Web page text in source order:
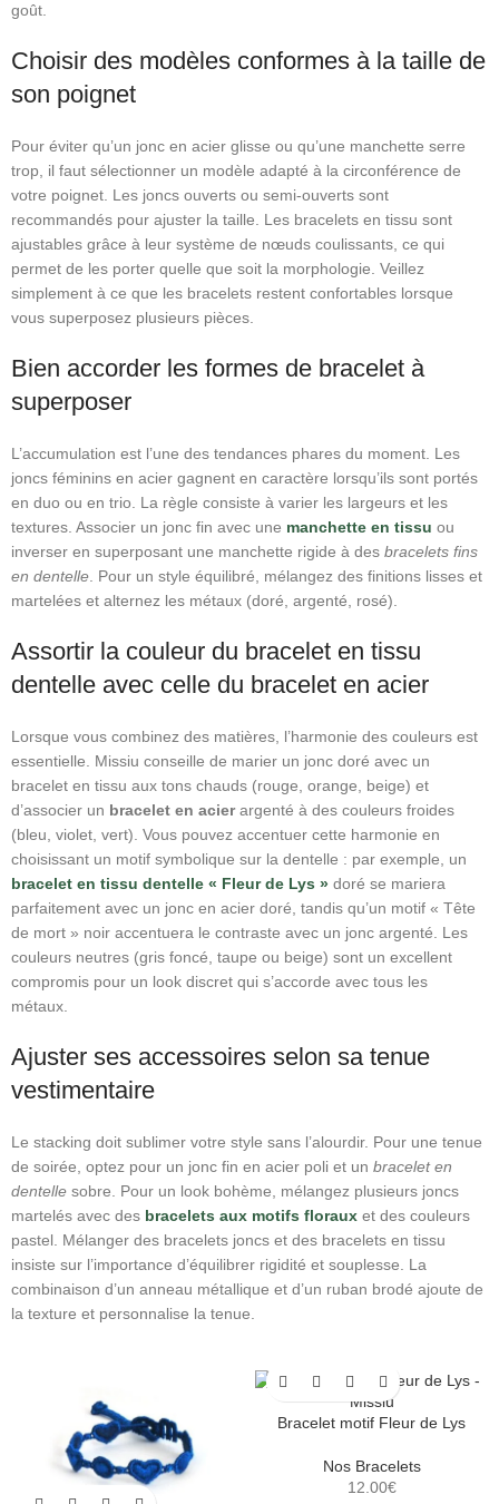
goût.
Choisir des modèles conformes à la taille de
son poignet
Pour éviter qu’un jonc en acier glisse ou qu’une manchette serre
trop, il faut sélectionner un modèle adapté à la circonférence de
votre poignet. Les joncs ouverts ou semi‑ouverts sont
recommandés pour ajuster la taille. Les bracelets en tissu sont
ajustables grâce à leur système de nœuds coulissants, ce qui
permet de les porter quelle que soit la morphologie. Veillez
simplement à ce que les bracelets restent confortables lorsque
vous superposez plusieurs pièces.
Bien accorder les formes de bracelet à
superposer
L’accumulation est l’une des tendances phares du moment. Les
joncs féminins en acier gagnent en caractère lorsqu’ils sont portés
en duo ou en trio. La règle consiste à varier les largeurs et les
textures. Associer un jonc fin avec une manchette en tissu ou
inverser en superposant une manchette rigide à des bracelets fins
en dentelle. Pour un style équilibré, mélangez des finitions lisses et
martelées et alternez les métaux (doré, argenté, rosé).
Assortir la couleur du bracelet en tissu
dentelle avec celle du bracelet en acier
Lorsque vous combinez des matières, l’harmonie des couleurs est
essentielle. Missiu conseille de marier un jonc doré avec un
bracelet en tissu aux tons chauds (rouge, orange, beige) et
d’associer un bracelet en acierargenté à des couleurs froides
(bleu, violet, vert). Vous pouvez accentuer cette harmonie en
choisissant un motif symbolique sur la dentelle : par exemple, un
bracelet en tissu dentelle « Fleur de Lys » doré se mariera
parfaitement avec un jonc en acier doré, tandis qu’un motif « Tête
de mort » noir accentuera le contraste avec un jonc argenté. Les
couleurs neutres (gris foncé, taupe ou beige) sont un excellent
compromis pour un look discret qui s’accorde avec tous les
métaux.
Ajuster ses accessoires selon sa tenue
vestimentaire
Le stacking doit sublimer votre style sans l’alourdir. Pour une tenue
de soirée, optez pour un jonc fin en acier poli et un bracelet en
dentelle sobre. Pour un look bohème, mélangez plusieurs joncs
martelés avec des bracelets aux motifs floraux et des couleurs
pastel. Mélanger des bracelets joncs et des bracelets en tissu
insiste sur l’importance d’équilibrer rigidité et souplesse. La
combinaison d’un anneau métallique et d’un ruban brodé ajoute de
la texture et personnalise la tenue.
Bracelet motif Fleur de Lys
Nos Bracelets
12.00€